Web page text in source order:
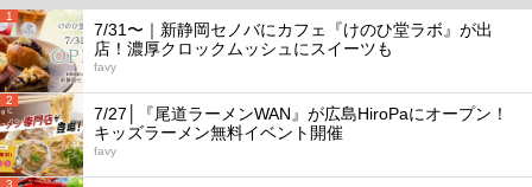
1
7/31〜｜新静岡セノバにカフェ『けのひ堂ラボ』が出
店！濃厚クロックムッシュにスイーツも
favy
2
7/27│『尾道ラーメンWAN』が広島HiroPaにオープン！
キッズラーメン無料イベント開催
favy
3